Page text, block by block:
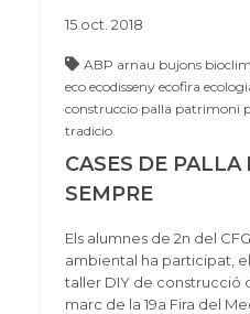
15 oct. 2018
ABP arnau bujons
eco ecodisseny ecofira
construccio palla patrimoni
tradicio
CASES DE PALLA
SEMPRE
Els alumnes de 2n del
ambiental ha participat,
taller DIY de construcció
marc de la 19a Fira del